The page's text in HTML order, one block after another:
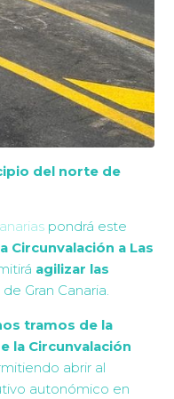
del norte de
pondrá este
Circunvalación a Las
agilizar las
Gran Canaria.
tramos de la
la Circunvalación
abrir al
autonómico en